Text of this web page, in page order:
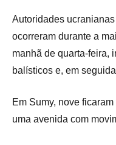
Autoridades
ocorreram durante a
manhã de quarta-feira,
balísticos e, em
Em Sumy, nove
uma avenida com